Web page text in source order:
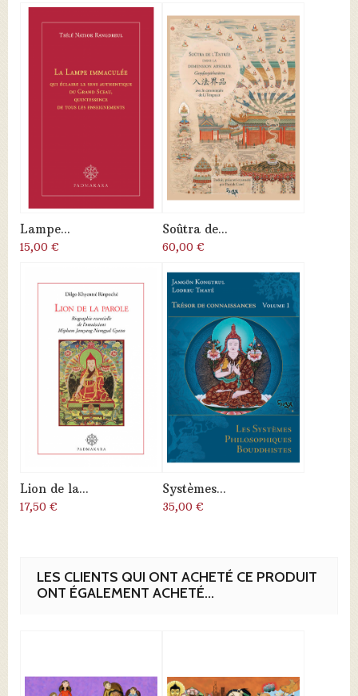
Lampe...
15,00 €
Soûtra de...
60,00 €
Lion de la...
17,50 €
Systèmes...
35,00 €
LES CLIENTS QUI ONT ACHETÉ CE PRODUIT
ONT ÉGALEMENT ACHETÉ...